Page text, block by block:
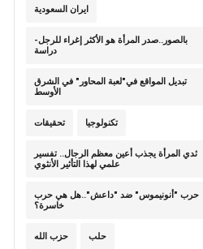
ايران السعودية
بالصور..صدر المرأة هو الأكثر إغراء للرجل-
دراسة
تبديل المواقع في"لعبة المحاور" في الشرق
الأوسط
تحقيقات تكنولوجيا
ثدي المرأة يجذب أعين معظم الرجال.. تفسير
علمي لهذا التأثير الأنثوي
حرب "أنونيموس" ضد "داعش"..هل هي حرب
خاسرة؟
حزب الله حلب